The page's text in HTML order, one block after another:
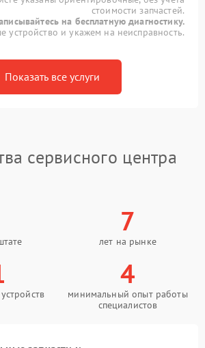
стоимости запчастей.
на бесплатную диагностику.
и укажем на неисправность.
Показать все услуги
сервисного центра
7
лет на рынке
4
минимальный опыт работы
специалистов